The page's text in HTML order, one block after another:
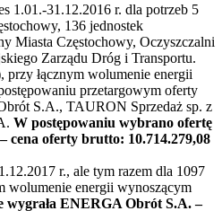
1.01.-31.12.2016 r. dla potrzeb 5
136 jednostek
Miasta Częstochowy, Oczyszczalni
Zarządu Dróg i Transportu.
łącznym wolumenie energii
przetargowym oferty
S.A., TAURON Sprzedaż sp. z
W postępowaniu wybrano ofertę
oferty brutto: 10.714.279,08
r., ale tym razem dla 1097
wolumenie energii wynoszącym
wygrała ENERGA Obrót S.A. –